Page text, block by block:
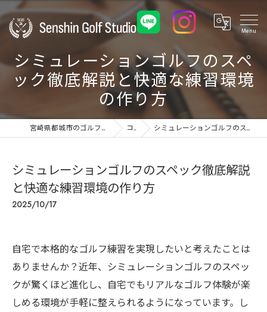
シミュレーションゴルフのスペ
ック徹底解説と快適な練習環境
の作り方
宮崎県都城市のゴルフ練習場ならSenshin Golf Studio 24 コラム シミュレーションゴルフのスペック徹底解説と快適な練習環境の作り方
シミュレーションゴルフのスペック徹底解説
と快適な練習環境の作り方
2025/10/17
自宅で本格的なゴルフ練習を実現したいと考えたことは
ありませんか？近年、シミュレーションゴルフのスペッ
クが驚くほど進化し、自宅でもリアルなゴルフ体験が楽
しめる環境が手軽に整えられるようになっています。し